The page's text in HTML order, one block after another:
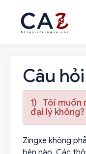
Câu
1) Tôi muốn
đại lý không?
Zingxe không